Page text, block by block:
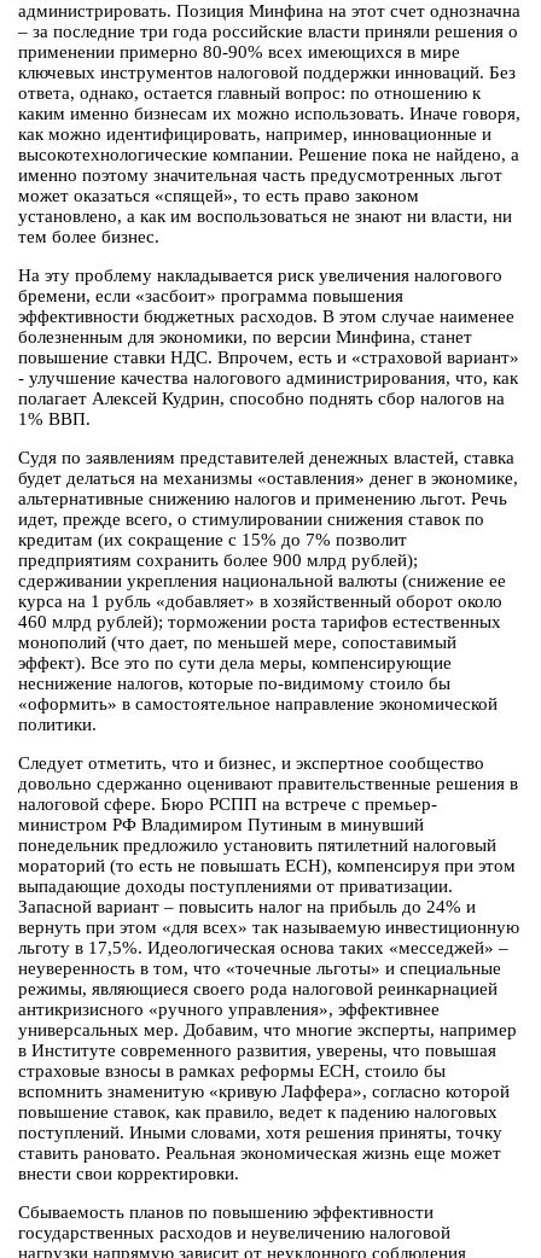
администрировать. Позиция Минфина на этот счет однозначна
– за последние три года российские власти приняли решения о
применении примерно 80-90% всех имеющихся в мире
ключевых инструментов налоговой поддержки инноваций. Без
ответа, однако, остается главный вопрос: по отношению к
каким именно бизнесам их можно использовать. Иначе говоря,
как можно идентифицировать, например, инновационные и
высокотехнологические компании. Решение пока не найдено, а
именно поэтому значительная часть предусмотренных льгот
может оказаться «спящей», то есть право законом
установлено, а как им воспользоваться не знают ни власти, ни
тем более бизнес.
На эту проблему накладывается риск увеличения налогового
бремени, если «засбоит» программа повышения
эффективности бюджетных расходов. В этом случае наименее
болезненным для экономики, по версии Минфина, станет
повышение ставки НДС. Впрочем, есть и «страховой вариант»
- улучшение качества налогового администрирования, что, как
полагает Алексей Кудрин, способно поднять сбор налогов на
1% ВВП.
Судя по заявлениям представителей денежных властей, ставка
будет делаться на механизмы «оставления» денег в экономике,
альтернативные снижению налогов и применению льгот. Речь
идет, прежде всего, о стимулировании снижения ставок по
кредитам (их сокращение с 15% до 7% позволит
предприятиям сохранить более 900 млрд рублей);
сдерживании укрепления национальной валюты (снижение ее
курса на 1 рубль «добавляет» в хозяйственный оборот около
460 млрд рублей); торможении роста тарифов естественных
монополий (что дает, по меньшей мере, сопоставимый
эффект). Все это по сути дела меры, компенсирующие
неснижение налогов, которые по-видимому стоило бы
«оформить» в самостоятельное направление экономической
политики.
Следует отметить, что и бизнес, и экспертное сообщество
довольно сдержанно оценивают правительственные решения в
налоговой сфере. Бюро РСПП на встрече с премьер-
министром РФ Владимиром Путиным в минувший
понедельник предложило установить пятилетний налоговый
мораторий (то есть не повышать ЕСН), компенсируя при этом
выпадающие доходы поступлениями от приватизации.
Запасной вариант – повысить налог на прибыль до 24% и
вернуть при этом «для всех» так называемую инвестиционную
льготу в 17,5%. Идеологическая основа таких «месседжей» –
неуверенность в том, что «точечные льготы» и специальные
режимы, являющиеся своего рода налоговой реинкарнацией
антикризисного «ручного управления», эффективнее
универсальных мер. Добавим, что многие эксперты, например
в Институте современного развития, уверены, что повышая
страховые взносы в рамках реформы ЕСН, стоило бы
вспомнить знаменитую «кривую Лаффера», согласно которой
повышение ставок, как правило, ведет к падению налоговых
поступлений. Иными словами, хотя решения приняты, точку
ставить рановато. Реальная экономическая жизнь еще может
внести свои корректировки.
Сбываемость планов по повышению эффективности
государственных расходов и неувеличению налоговой
нагрузки напрямую зависит от неуклонного соблюдения